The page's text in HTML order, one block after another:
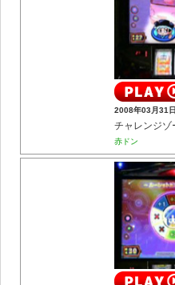
2008年03月31日
チャレンジゾ
赤ドン